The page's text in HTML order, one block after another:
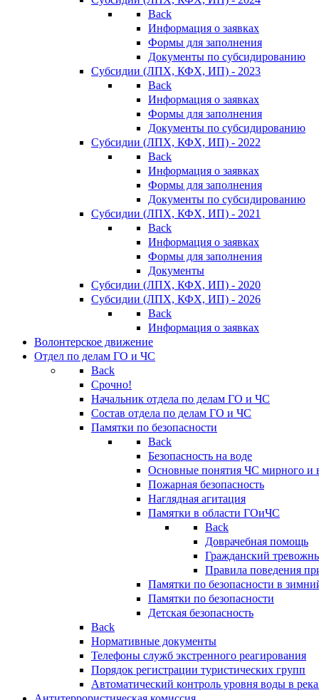
Back
Информация о заявках
Формы для заполнения
Документы по субсидированию
Субсидии (ЛПХ, КФХ, ИП) - 2023
Back
Информация о заявках
Формы для заполнения
Документы по субсидированию
Субсидии (ЛПХ, КФХ, ИП) - 2022
Back
Информация о заявках
Формы для заполнения
Документы по субсидированию
Субсидии (ЛПХ, КФХ, ИП) - 2021
Back
Информация о заявках
Формы для заполнения
Документы
Субсидии (ЛПХ, КФХ, ИП) - 2020
Субсидии (ЛПХ, КФХ, ИП) - 2026
Back
Информация о заявках
Волонтерское движение
Отдел по делам ГО и ЧС
Back
Срочно!
Начальник отдела по делам ГО и ЧС
Состав отдела по делам ГО и ЧС
Памятки по безопасности
Back
Безопасность на воде
Основные понятия ЧС мирного и
Пожарная безопасность
Наглядная агитация
Памятки в области ГОиЧС
Back
Доврачебная помощь
Гражданский
Правила поведения
Памятки по безопасности в
Памятки по безопасности
Детская безопасность
Back
Нормативные документы
Телефоны служб экстренного реагирования
Порядок регистрации туристических групп
Автоматический контроль уровня воды в